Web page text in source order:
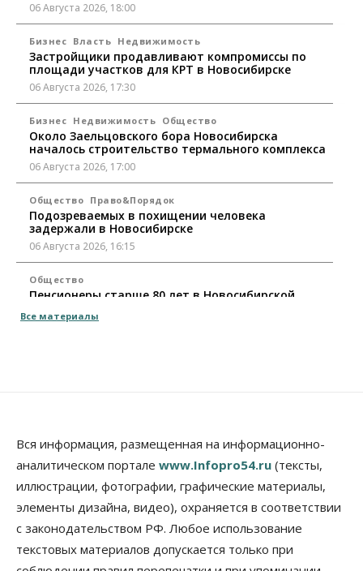
06 Августа 2026, 18:00
Бизнес Власть Недвижимость
Застройщики продавливают компромиссы по
площади участков для КРТ в Новосибирске
06 Августа 2026, 17:30
Бизнес Недвижимость Общество
Около Заельцовского бора Новосибирска
началось строительство термального комплекса
06 Августа 2026, 17:00
Общество Право&Порядок
Подозреваемых в похищении человека
задержали в Новосибирске
06 Августа 2026, 16:15
Общество
Пенсионеры старше 80 лет в Новосибирской
06 Августа 2026, 16:00
Власть
Думская гонка в Новосибирской области
обойдется без самовыдвиженцев
06 Августа 2026, 15:00
Власть Общество
Правительство России продлило разрешение на
выпуск бензина «Евро-3»
06 Августа 2026, 14:00
Все материалы
Вся информация, размещенная на информационно-
аналитическом портале www.Infopro54.ru (тексты,
иллюстрации, фотографии, графические материалы,
элементы дизайна, видео), охраняется в соответствии
с законодательством РФ. Любое использование
текстовых материалов допускается только при